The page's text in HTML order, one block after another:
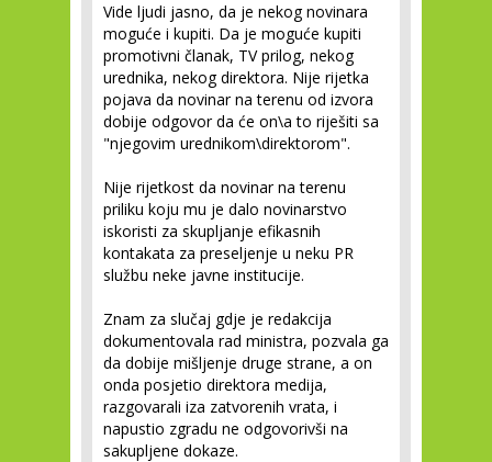
Vide ljudi jasno, da je nekog novinara
moguće i kupiti. Da je moguće kupiti
promotivni članak, TV prilog, nekog
urednika, nekog direktora. Nije rijetka
pojava da novinar na terenu od izvora
dobije odgovor da će on\a to riješiti sa
"njegovim urednikom\direktorom".
Nije rijetkost da novinar na terenu
priliku koju mu je dalo novinarstvo
iskoristi za skupljanje efikasnih
kontakata za preseljenje u neku PR
službu neke javne institucije.
Znam za slučaj gdje je redakcija
dokumentovala rad ministra, pozvala ga
da dobije mišljenje druge strane, a on
onda posjetio direktora medija,
razgovarali iza zatvorenih vrata, i
napustio zgradu ne odgovorivši na
sakupljene dokaze.